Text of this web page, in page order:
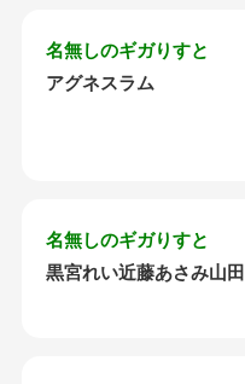
名無しのギガりすと
アグネスラム
名無しのギガりすと
黒宮れい近藤あさみ山